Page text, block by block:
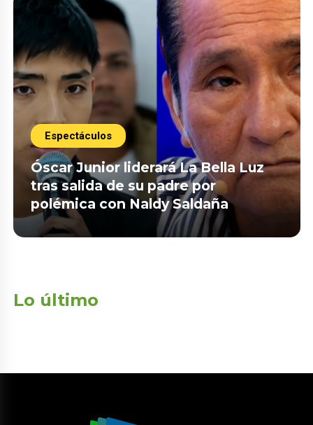
Espectáculos
Óscar Junior liderará La Bella Luz
tras salida de su padre por
polémica con Naldy Saldaña
Lo último